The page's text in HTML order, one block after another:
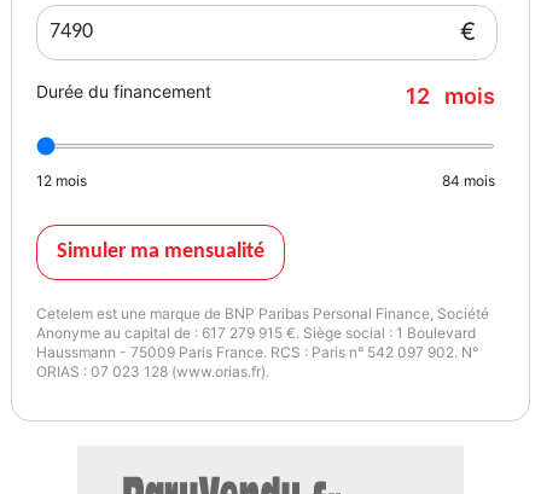
Volant sport gainé de cuir
Couleur
NOIR CLAIR
Puissance réelle
€
Durée du financement 12 mois
12 mois 84 mois
Simuler ma mensualité
Cetelem est une marque de BNP Paribas Personal Finance, Société
Anonyme au capital de : 617 279 915 €. Siège social : 1 Boulevard
Haussmann - 75009 Paris France. RCS : Paris n° 542 097 902. N°
ORIAS : 07 023 128 (www.orias.fr).